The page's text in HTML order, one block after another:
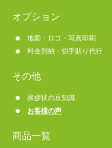
オプション
地図・ロゴ・写真印刷
料金別納・切手貼り代行
その他
挨拶状の豆知識
お客様の声
商品一覧